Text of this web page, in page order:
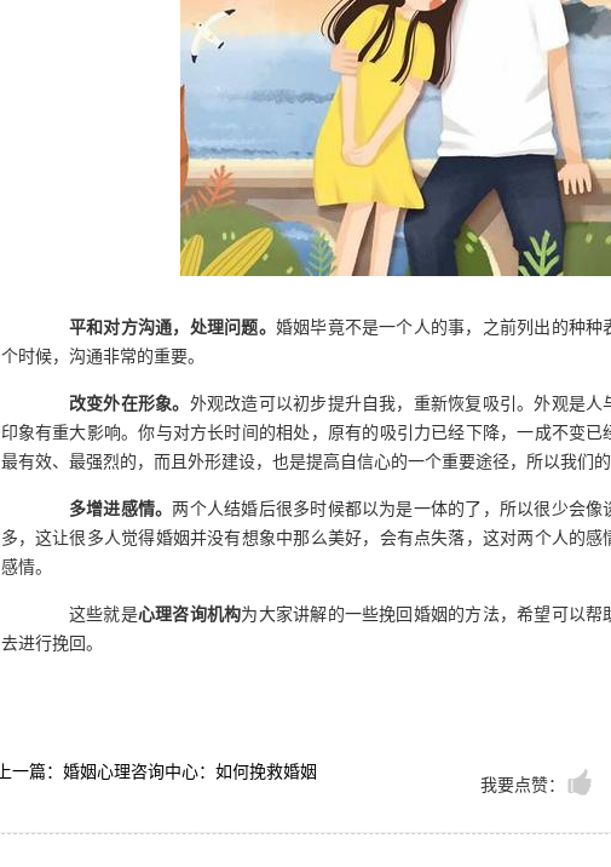
平和对方沟通，处理问题。 婚姻毕竟不是一个人的事，之前列出的种
个时候，沟通非常的重要。
改变外在形象。 外观改造可以初步提升自我，重新恢复吸引。外观是
印象有重大影响。你与对方长时间的相处，原有的吸引力已经下降，一成不变
最有效、最强烈的，而且外形建设，也是提高自信心的一个重要途径，所以我们的
多增进感情。两个人结婚后很多时候都以为是一体的了，所以很少会
多，这让很多人觉得婚姻并没有想象中那么美好，会有点失落，这对两个人的
感情。
这些就是心理咨询机构为大家讲解的一些挽回婚姻的方法，希望可以
去进行挽回。
上一篇：婚姻心理咨询中心：如何挽救婚姻
我要点赞：